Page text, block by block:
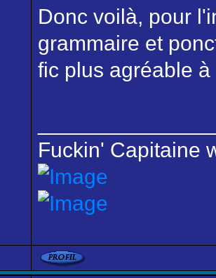
Donc voilà, pour
grammaire et
fic plus agréable
Fuckin' Capitaine